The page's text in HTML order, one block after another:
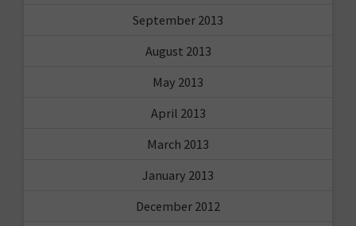
September 2013
August 2013
May 2013
April 2013
March 2013
January 2013
December 2012